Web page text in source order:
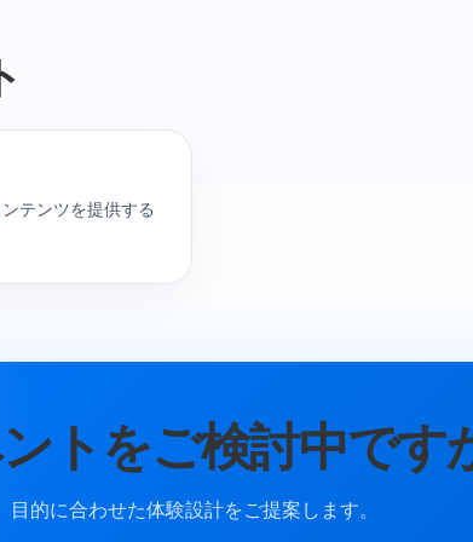
テンツを提供する
トをご検討中です
的に合わせた体験設計をご提案します。